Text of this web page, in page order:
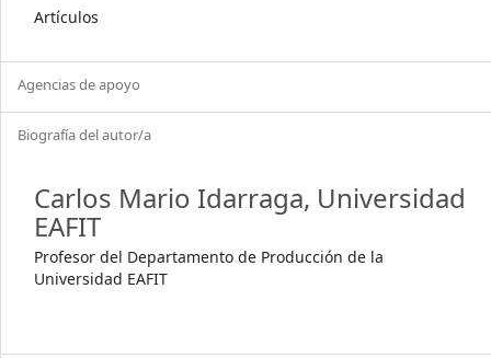
Artículos
Agencias de apoyo
Biografía del autor/a
Carlos Mario Idarraga, Universidad
EAFIT
Profesor del Departamento de Producción de la
Universidad EAFIT